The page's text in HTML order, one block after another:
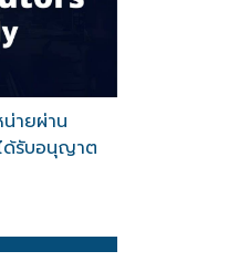
น่ายผ่าน
ด้รับอนุญาต